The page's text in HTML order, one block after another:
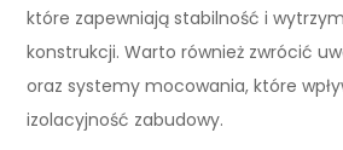
które zapewniają stabilność i
konstrukcji. Warto również zwrócić
oraz systemy mocowania, które
izolacyjność zabudowy.